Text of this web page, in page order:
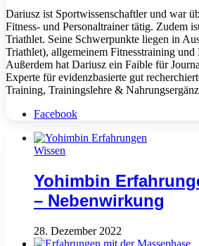
Dariusz ist Sportwissenschaftler und war
Fitness- und Personaltrainer tätig. Zudem
Triathlet. Seine Schwerpunkte liegen in
Triathlet), allgemeinem Fitnesstraining
Außerdem hat Dariusz ein Faible für
Experte für evidenzbasierte gut
Training, Trainingslehre &
Facebook
Wissen
Yohimbin
– Nebenwirkung
28. Dezember 2022